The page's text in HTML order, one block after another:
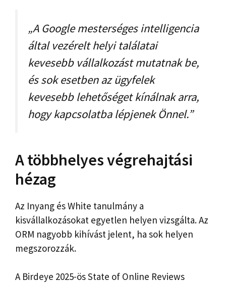
„A Google mesterséges intelligencia
által vezérelt helyi találatai
kevesebb vállalkozást mutatnak be,
és sok esetben az ügyfelek
kevesebb lehetőséget kínálnak arra,
hogy kapcsolatba lépjenek Önnel.”
A többhelyes végrehajtási
hézag
Az Inyang és White tanulmány a
kisvállalkozásokat egyetlen helyen vizsgálta. Az
ORM nagyobb kihívást jelent, ha sok helyen
megszorozzák.
A Birdeye 2025-ös State of Online Reviews